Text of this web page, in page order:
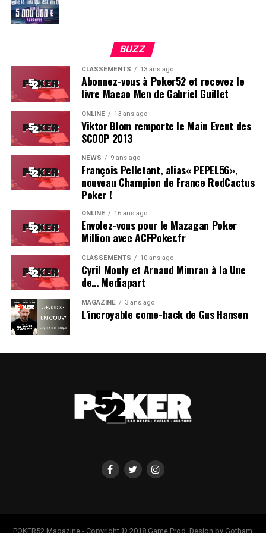
Soleau à gauche, sorti par Logghe au centre
BUZZ
CLASSEMENTS 13 ans ago
Abonnez-vous à Poker52 et recevez le
livre Macao Men de Gabriel Guillet
ONLINE 13 ans ago
Viktor Blom remporte le Main Event des
SCOOP 2013
NEWS 9 ans ago
François Pelletant, alias« PEPEL56»,
nouveau Champion de France RedCactus
Poker !
ONLINE 16 ans ago
Envolez-vous pour le Mazagan Poker
Million avec ACFPoker.fr
CLASSEMENTS 10 ans ago
Cyril Mouly et Arnaud Mimran à la Une
de… Mediapart
MAGAZINE 3 ans ago
L’incroyable come-back de Gus Hansen
POKER52 Magazine - Copyright © 2018 Game Prod. Design by Gotham